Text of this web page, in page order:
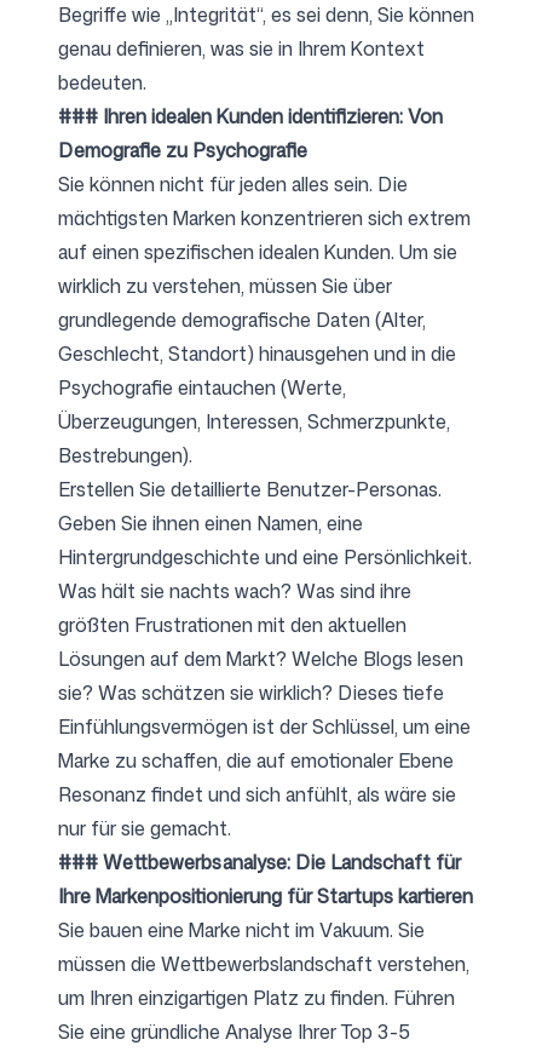
Begriffe wie „Integrität“, es sei denn, Sie können
genau definieren, was sie in Ihrem Kontext
bedeuten.
### Ihren idealen Kunden identifizieren: Von
Demografie zu Psychografie
Sie können nicht für jeden alles sein. Die
mächtigsten Marken konzentrieren sich extrem
auf einen spezifischen idealen Kunden. Um sie
wirklich zu verstehen, müssen Sie über
grundlegende demografische Daten (Alter,
Geschlecht, Standort) hinausgehen und in die
Psychografie eintauchen (Werte,
Überzeugungen, Interessen, Schmerzpunkte,
Bestrebungen).
Erstellen Sie detaillierte Benutzer-Personas.
Geben Sie ihnen einen Namen, eine
Hintergrundgeschichte und eine Persönlichkeit.
Was hält sie nachts wach? Was sind ihre
größten Frustrationen mit den aktuellen
Lösungen auf dem Markt? Welche Blogs lesen
sie? Was schätzen sie wirklich? Dieses tiefe
Einfühlungsvermögen ist der Schlüssel, um eine
Marke zu schaffen, die auf emotionaler Ebene
Resonanz findet und sich anfühlt, als wäre sie
nur für sie gemacht.
### Wettbewerbsanalyse: Die Landschaft für
Ihre Markenpositionierung für Startups kartieren
Sie bauen eine Marke nicht im Vakuum. Sie
müssen die Wettbewerbslandschaft verstehen,
um Ihren einzigartigen Platz zu finden. Führen
Sie eine gründliche Analyse Ihrer Top 3-5